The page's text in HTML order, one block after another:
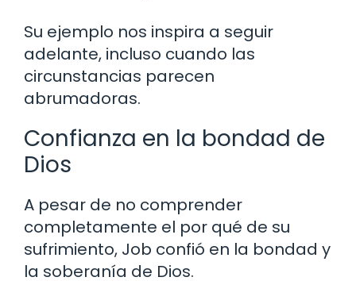
Su ejemplo nos inspira a seguir
adelante, incluso cuando las
circunstancias parecen
abrumadoras.
Confianza en la bondad de
Dios
A pesar de no comprender
completamente el por qué de su
sufrimiento, Job confió en la bondad y
la soberanía de Dios.